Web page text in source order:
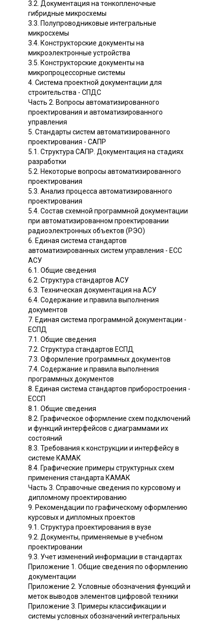
3.2. Документация на тонкопленочные
гибридные микросхемы
3.3. Полупроводниковые интегральные
микросхемы
3.4. Конструкторские документы на
микроэлектронные устройства
3.5. Конструкторские документы на
микропроцессорные системы
4. Система проектной документации для
строительства - СПДС
Часть 2. Вопросы автоматизированного
проектирования и автоматизированного
управления
5. Стандарты систем автоматизированного
проектирования - САПР
5.1. Структура САПР. Документация на стадиях
разработки
5.2. Некоторые вопросы автоматизированного
проектирования
5.3. Анализ процесса автоматизированного
проектирования
5.4. Состав схемной программной документации
при автоматизированном проектировании
радиоэлектронных объектов (РЭО)
6. Единая система стандартов
автоматизированных систем управления - ЕСС
АСУ
6.1. Общие сведения
6.2. Структура стандартов АСУ
6.3. Техническая документация на АСУ
6.4. Содержание и правила выполнения
документов
7. Единая система программной документации -
ЕСПД
7.1. Общие сведения
7.2. Структура стандартов ЕСПД
7.3. Оформление программных документов
7.4. Содержание и правила выполнения
программных документов
8. Единая система стандартов приборостроения -
ЕССП
8.1. Общие сведения
8.2. Графическое оформление схем подключений
и функций интерфейсов с диаграммами их
состояний
8.3. Требования к конструкции и интерфейсу в
системе КАМАК
8.4. Графические примеры структурных схем
применения стандарта КАМАК
Часть 3. Справочные сведения по курсовому и
дипломному проектированию
9. Рекомендации по графическому оформлению
курсовых и дипломных проектов
9.1. Структура проектирования в вузе
9.2. Документы, применяемые в учебном
проектировании
9.3. Учет изменений информации в стандартах
Приложение 1. Общие сведения по оформлению
документации
Приложение 2. Условные обозначения функций и
меток выводов элементов цифровой техники
Приложение 3. Примеры классификации и
системы условных обозначений интегральных